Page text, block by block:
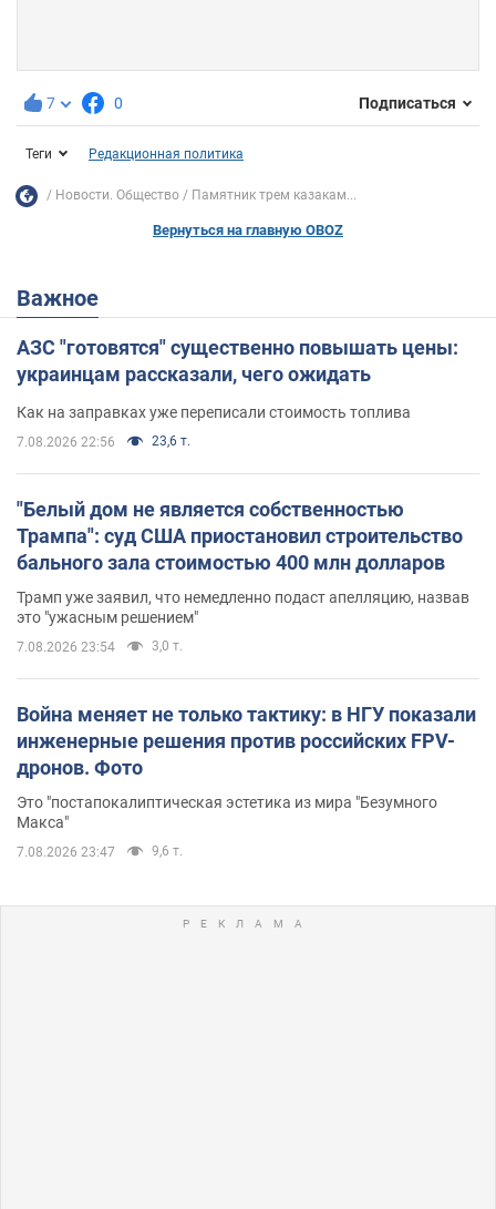
7 0 Подписаться
Теги Редакционная политика
Новости. Общество Памятник трем казакам...
Вернуться на главную OBOZ
Важное
АЗС "готовятся" существенно повышать цены:
украинцам рассказали, чего ожидать
Как на заправках уже переписали стоимость топлива
7.08.2026 22:56 23,6 т.
"Белый дом не является собственностью
Трампа": суд США приостановил строительство
бального зала стоимостью 400 млн долларов
Трамп уже заявил, что немедленно подаст апелляцию, назвав
это "ужасным решением"
7.08.2026 23:54 3,0 т.
Война меняет не только тактику: в НГУ показали
инженерные решения против российских FPV-
дронов. Фото
Это "постапокалиптическая эстетика из мира "Безумного
Макса"
7.08.2026 23:47 9,6 т.